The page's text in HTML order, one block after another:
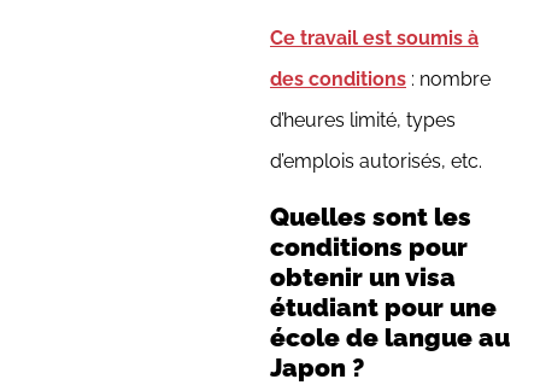
Ce travail est soumis à
des conditions : nombre
d’heures limité, types
d’emplois autorisés, etc.
Quelles sont les
conditions pour
obtenir un visa
étudiant pour une
école de langue au
Japon ?